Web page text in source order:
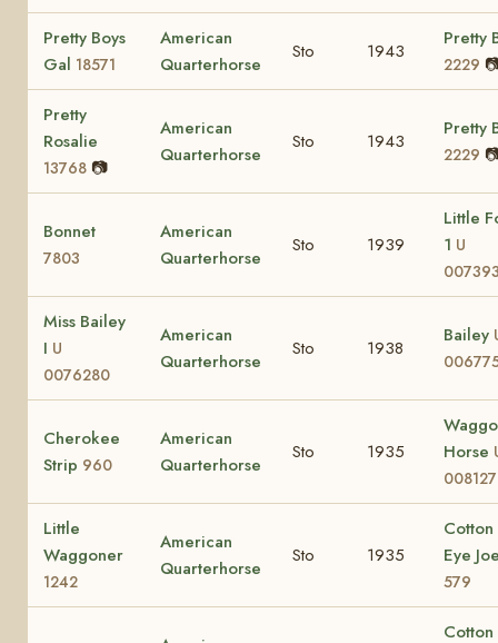
Pretty Boys
Gal 18571
American
Quarterhorse
Sto 1943
Pretty
2229
Pretty
Rosalie
13768 📷
American
Quarterhorse
Sto 1943
Pretty
2229
Bonnet
7803
American
Quarterhorse
Sto 1939
Little
1 U
Miss Bailey
I U
0076280
American
Quarterhorse
Sto 1938
Bailey
Cherokee
Strip 960
American
Quarterhorse
Sto 1935
Horse
Little
Waggoner
1242
American
Quarterhorse
Sto 1935
Cotton
Eye
579
Cotton